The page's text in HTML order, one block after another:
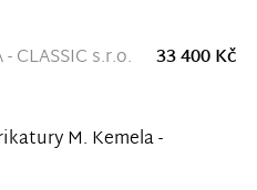
CLASSIC s.r.o.
33 400 Kč
M. Kemela -